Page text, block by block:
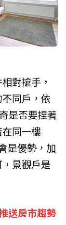
對搶手，
同戶，依
是否要捏著
同一樓
是優勢，加
景觀戶是
送房市趨勢